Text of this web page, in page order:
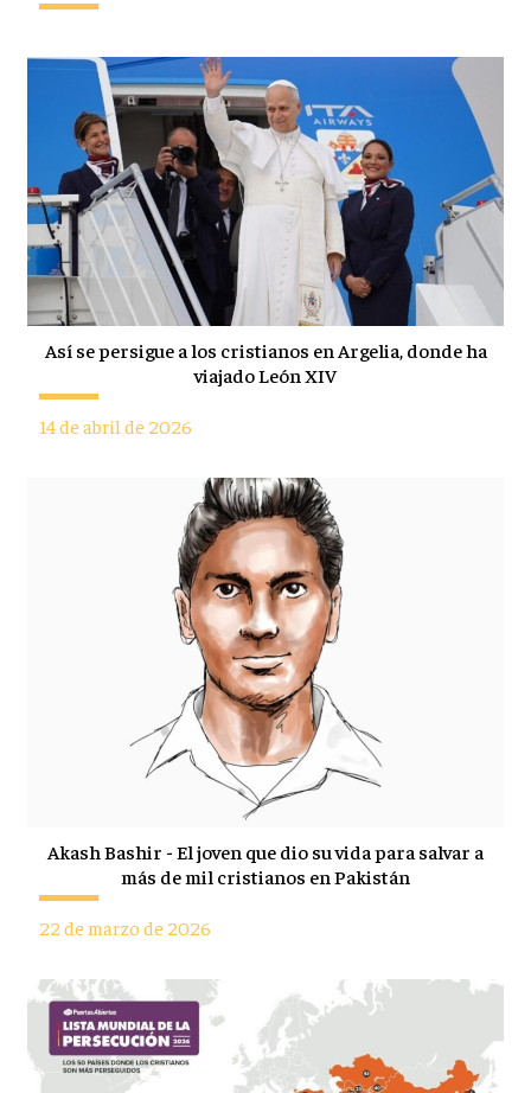
Así se persigue a los cristianos en Argelia, donde ha
viajado León XIV
14 de abril de 2026
Akash Bashir - El joven que dio su vida para salvar a
más de mil cristianos en Pakistán
22 de marzo de 2026